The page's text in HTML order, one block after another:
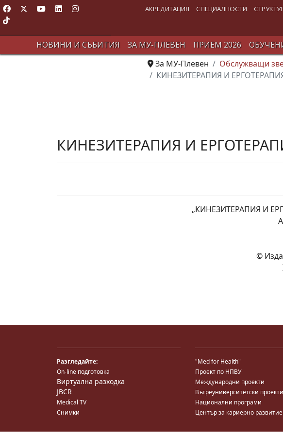
АКРЕДИТАЦИЯ СПЕЦИАЛНОСТИ
НОВИНИ И СЪБИТИЯ ЗА МУ-ПЛЕВЕН ПРИЕМ 2026
За МУ-Плевен
Обслужващи
КИНЕЗИТЕРАПИЯ И
КИНЕЗИТЕРАПИЯ И
„КИНЕЗИТЕРАПИЯ И
©
Разгледайте:
On-line подготовка
Виртуална разходка
JBCR
Medical TV
Снимки
"Med for Health"
Проект по НПВУ
Международни проекти
Вътреуниверситетски проекти
Национални програми
Център за кариерно развитие